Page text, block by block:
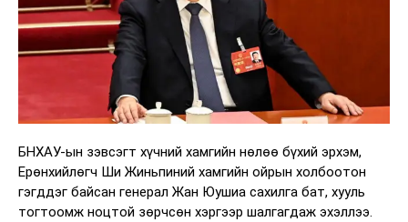
БНХАУ-ын зэвсэгт хүчний хамгийн нөлөө бүхий эрхэм,
Ерөнхийлөгч Ши Жиньпиний хамгийн ойрын холбоотон
гэгддэг байсан генерал Жан Юушиа сахилга бат, хууль
тогтоомж ноцтой зөрчсөн хэргээр шалгагдаж эхэллээ.